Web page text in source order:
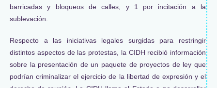
barricadas y bloqueos de calles, y 1 por incitación a la
sublevación.
Respecto a las iniciativas legales surgidas para restringir
distintos aspectos de las protestas, la CIDH recibió información
sobre la presentación de un paquete de proyectos de ley que
podrían criminalizar el ejercicio de la libertad de expresión y el